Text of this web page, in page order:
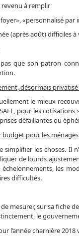
à remplir
«personnalisé
(après août) difficiles
que son patron
désormais privatisé
le mieux
pour les
défaillantes ou
budget pour les
simplifier les choses. Il
de lourds
échelonnements, les
difficultés.
mesurer, sur sa fiche
le
l’année charnière